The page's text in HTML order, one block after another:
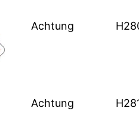
Achtung
Achtung